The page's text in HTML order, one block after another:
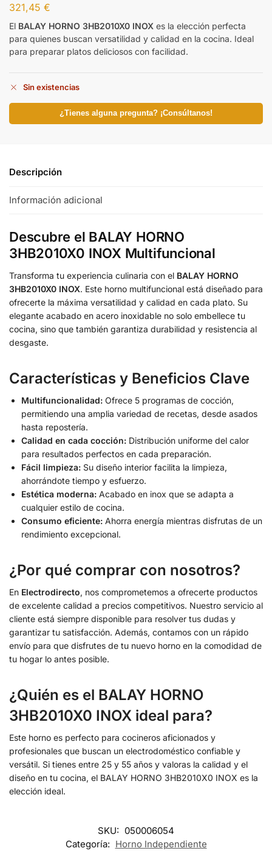
321,45 €
El BALAY HORNO 3HB2010X0 INOX es la elección perfecta
para quienes buscan versatilidad y calidad en la cocina. Ideal
para preparar platos deliciosos con facilidad.
Sin existencias
¿Tienes alguna pregunta? ¡Consúltanos!
Descripción
Información adicional
Descubre el BALAY HORNO
3HB2010X0 INOX Multifuncional
Transforma tu experiencia culinaria con el BALAY HORNO
3HB2010X0 INOX. Este horno multifuncional está diseñado para
ofrecerte la máxima versatilidad y calidad en cada plato. Su
elegante acabado en acero inoxidable no solo embellece tu
cocina, sino que también garantiza durabilidad y resistencia al
desgaste.
Características y Beneficios Clave
Multifuncionalidad: Ofrece 5 programas de cocción,
permitiendo una amplia variedad de recetas, desde asados
hasta repostería.
Calidad en cada cocción: Distribución uniforme del calor
para resultados perfectos en cada preparación.
Fácil limpieza: Su diseño interior facilita la limpieza,
ahorrándote tiempo y esfuerzo.
Estética moderna: Acabado en inox que se adapta a
cualquier estilo de cocina.
Consumo eficiente: Ahorra energía mientras disfrutas de un
rendimiento excepcional.
¿Por qué comprar con nosotros?
En Electrodirecto, nos comprometemos a ofrecerte productos
de excelente calidad a precios competitivos. Nuestro servicio al
cliente está siempre disponible para resolver tus dudas y
garantizar tu satisfacción. Además, contamos con un rápido
envío para que disfrutes de tu nuevo horno en la comodidad de
tu hogar lo antes posible.
¿Quién es el BALAY HORNO
3HB2010X0 INOX ideal para?
Este horno es perfecto para cocineros aficionados y
profesionales que buscan un electrodoméstico confiable y
versátil. Si tienes entre 25 y 55 años y valoras la calidad y el
diseño en tu cocina, el BALAY HORNO 3HB2010X0 INOX es la
elección ideal.
SKU: 050006054
Categoría: Horno Independiente